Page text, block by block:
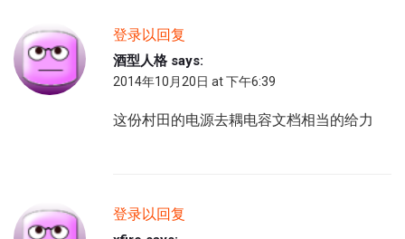
登录以回复
酒型人格 says:
2014年10月20日 at 下午6:39
这份村田的电源去耦电容文档相当的给力
登录以回复